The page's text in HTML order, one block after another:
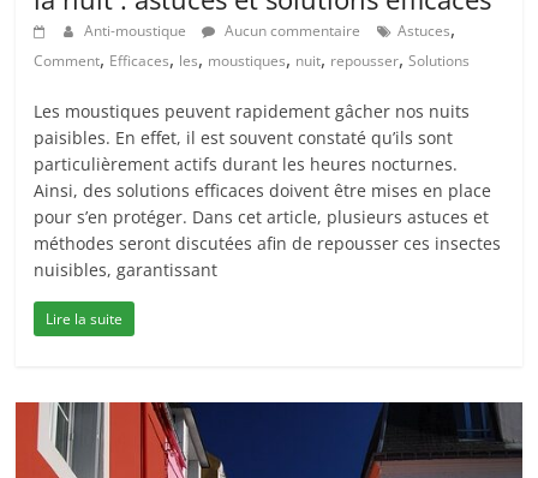
Anti-moustique Aucun commentaire Astuces,
Comment, Efficaces, les, moustiques, nuit, repousser,Solutions
Les moustiques peuvent rapidement gâcher nos nuits
paisibles. En effet, il est souvent constaté qu’ils sont
particulièrement actifs durant les heures nocturnes.
Ainsi, des solutions efficaces doivent être mises en place
pour s’en protéger. Dans cet article, plusieurs astuces et
méthodes seront discutées afin de repousser ces insectes
nuisibles, garantissant
Lire la suite